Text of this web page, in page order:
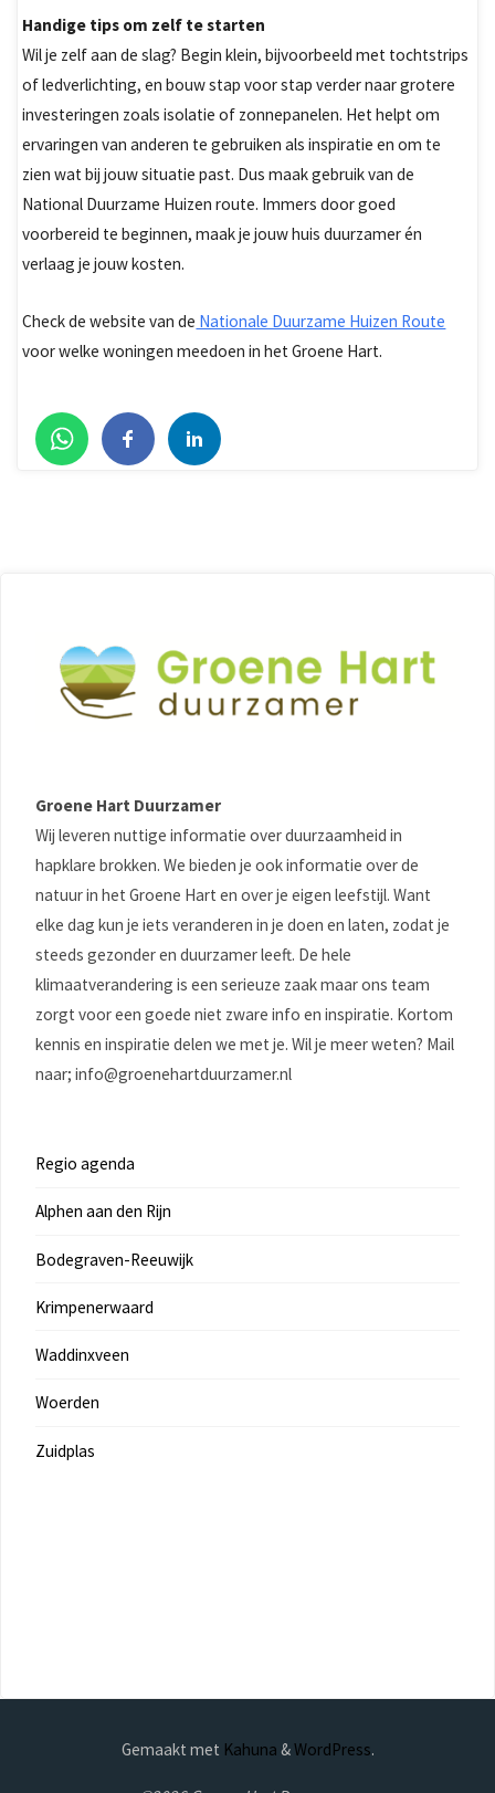
Handige tips om zelf te starten
Wil je zelf aan de slag? Begin klein, bijvoorbeeld met tochtstrips
of ledverlichting, en bouw stap voor stap verder naar grotere
investeringen zoals isolatie of zonnepanelen. Het helpt om
ervaringen van anderen te gebruiken als inspiratie en om te
zien wat bij jouw situatie past. Dus maak gebruik van de
National Duurzame Huizen route. Immers door goed
voorbereid te beginnen, maak je jouw huis duurzamer én
verlaag je jouw kosten.
Check de website van de Nationale Duurzame Huizen Route
voor welke woningen meedoen in het Groene Hart.
Groene Hart Duurzamer
Wij leveren nuttige informatie over duurzaamheid in
hapklare brokken. We bieden je ook informatie over de
natuur in het Groene Hart en over je eigen leefstijl. Want
elke dag kun je iets veranderen in je doen en laten, zodat je
steeds gezonder en duurzamer leeft. De hele
klimaatverandering is een serieuze zaak maar ons team
zorgt voor een goede niet zware info en inspiratie. Kortom
kennis en inspiratie delen we met je. Wil je meer weten? Mail
naar; info@groenehartduurzamer.nl
Regio agenda
Alphen aan den Rijn
Bodegraven-Reeuwijk
Krimpenerwaard
Waddinxveen
Woerden
Zuidplas
Gemaakt met Kahuna &WordPress.